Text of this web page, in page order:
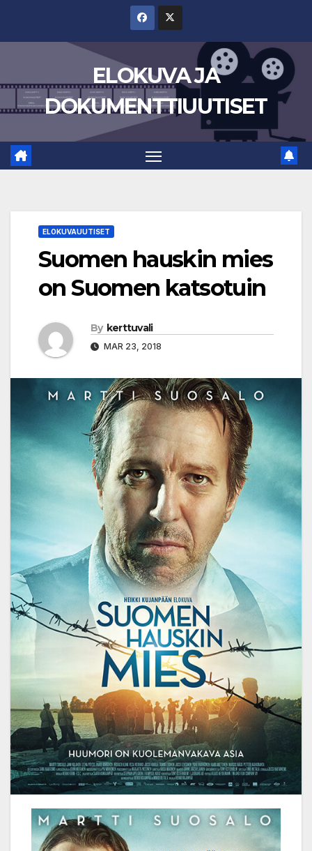
ELOKUVA JA
DOKUMENTTIUUTISET
ELOKUVAUUTISET
Suomen hauskin mies
on Suomen katsotuin
By kerttuvali
MAR 23, 2018